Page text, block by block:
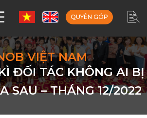
QUYÊN GÓP
VIỆT NAM
ĐỐI TÁC KHÔNG AI BỊ
SAU – THÁNG 12/2022